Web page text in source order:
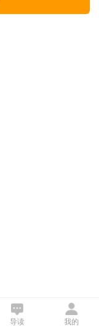
导读 我的